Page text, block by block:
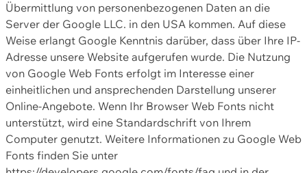
Übermittlung von personenbezogenen Daten an die
Server der Google LLC. in den USA kommen. Auf diese
Weise erlangt Google Kenntnis darüber, dass über Ihre IP-
Adresse unsere Website aufgerufen wurde. Die Nutzung
von Google Web Fonts erfolgt im Interesse einer
einheitlichen und ansprechenden Darstellung unserer
Online-Angebote. Wenn Ihr Browser Web Fonts nicht
unterstützt, wird eine Standardschrift von Ihrem
Computer genutzt. Weitere Informationen zu Google Web
Fonts finden Sie unter